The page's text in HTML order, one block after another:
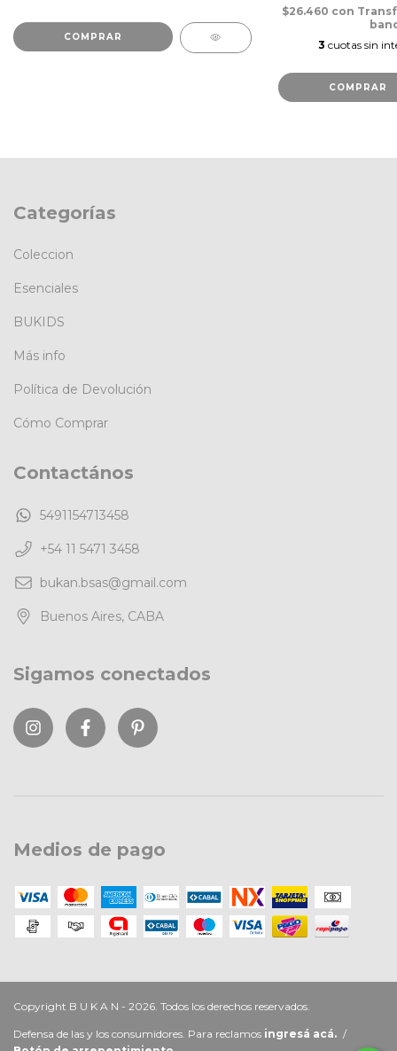
COMPRAR
$26.460 con
3 cuotas sin
COMPRAR
Categorías
Coleccion
Esenciales
BUKIDS
Más info
Política de Devolución
Cómo Comprar
Contactános
5491154713458
+54 11 5471 3458
bukan.bsas@gmail.com
Buenos Aires, CABA
Sigamos conectados
Medios de pago
Copyright B U K A N - 2026. Todos los derechos reservados.
Defensa de las y los consumidores. Para reclamos ingresá acá. /